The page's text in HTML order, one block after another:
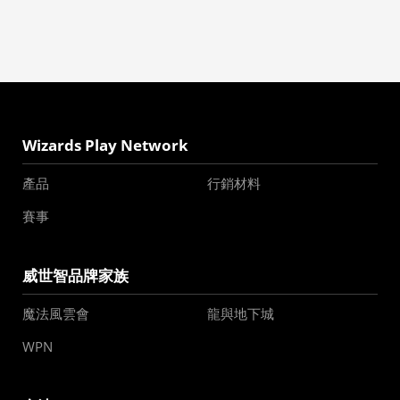
Wizards Play Network
產品
行銷材料
賽事
威世智品牌家族
魔法風雲會
龍與地下城
WPN